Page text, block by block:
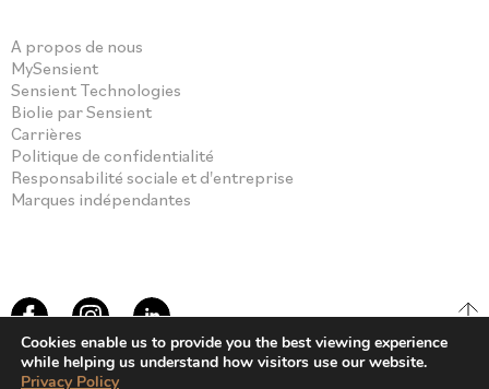
A propos de nous
MySensient
Sensient Technologies
Biolie par Sensient
Carrières
Politique de confidentialité
Responsabilité sociale et d'entreprise
Marques indépendantes
Cookies enable us to provide you the best viewing experience
while helping us understand how visitors use our website.
Privacy Policy